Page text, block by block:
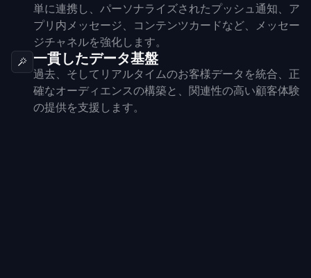
単に連携し、パーソナライズされたプッシュ通知、ア
プリ内メッセージ、コンテンツカードなど、メッセー
ジチャネルを強化します。
一貫したデータ基盤
過去、そしてリアルタイムのお客様データを統合、正
確なオーディエンスの構築と、関連性の高い顧客体験
の提供を支援します。